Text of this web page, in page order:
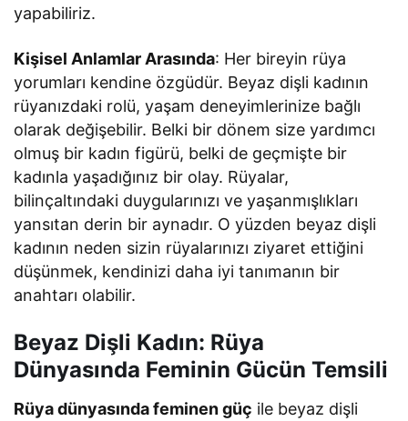
yapabiliriz.
Kişisel Anlamlar Arasında: Her bireyin rüya
yorumları kendine özgüdür. Beyaz dişli kadının
rüyanızdaki rolü, yaşam deneyimlerinize bağlı
olarak değişebilir. Belki bir dönem size yardımcı
olmuş bir kadın figürü, belki de geçmişte bir
kadınla yaşadığınız bir olay. Rüyalar,
bilinçaltındaki duygularınızı ve yaşanmışlıkları
yansıtan derin bir aynadır. O yüzden beyaz dişli
kadının neden sizin rüyalarınızı ziyaret ettiğini
düşünmek, kendinizi daha iyi tanımanın bir
anahtarı olabilir.
Beyaz Dişli Kadın: Rüya
Dünyasında Feminin Gücün Temsili
Rüya dünyasında feminen güç ile beyaz dişli